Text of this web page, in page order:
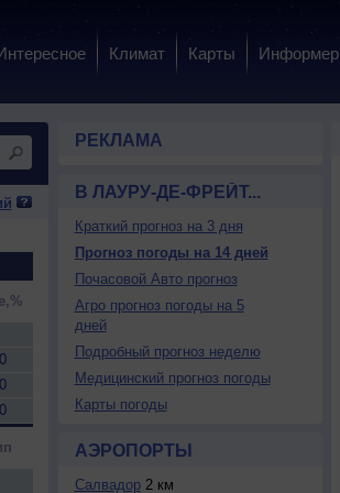
Климат Карты Информер
РЕКЛАМА
В ЛАУРУ-ДЕ-ФРЕЙТ...
Краткий прогноз на 3 дня
Прогноз погоды на 14 дней
Почасовой Авто прогноз
Агро прогноз погоды на 5
дней
Подробный прогноз неделю
Медицинский прогноз погоды
Карты погоды
АЭРОПОРТЫ
Салвадор2 км